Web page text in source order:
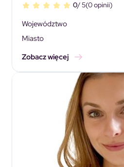
0/ 5(0 opinii)
Województwo
Miasto
Zobacz więcej